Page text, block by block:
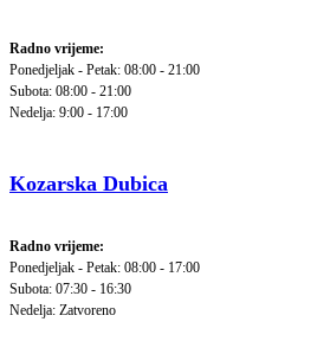
Radno vrijeme:
Ponedjeljak - Petak: 08:00 - 21:00
Subota: 08:00 - 21:00
Nedelja: 9:00 - 17:00
Kozarska Dubica
Radno vrijeme:
Ponedjeljak - Petak: 08:00 - 17:00
Subota: 07:30 - 16:30
Nedelja: Zatvoreno